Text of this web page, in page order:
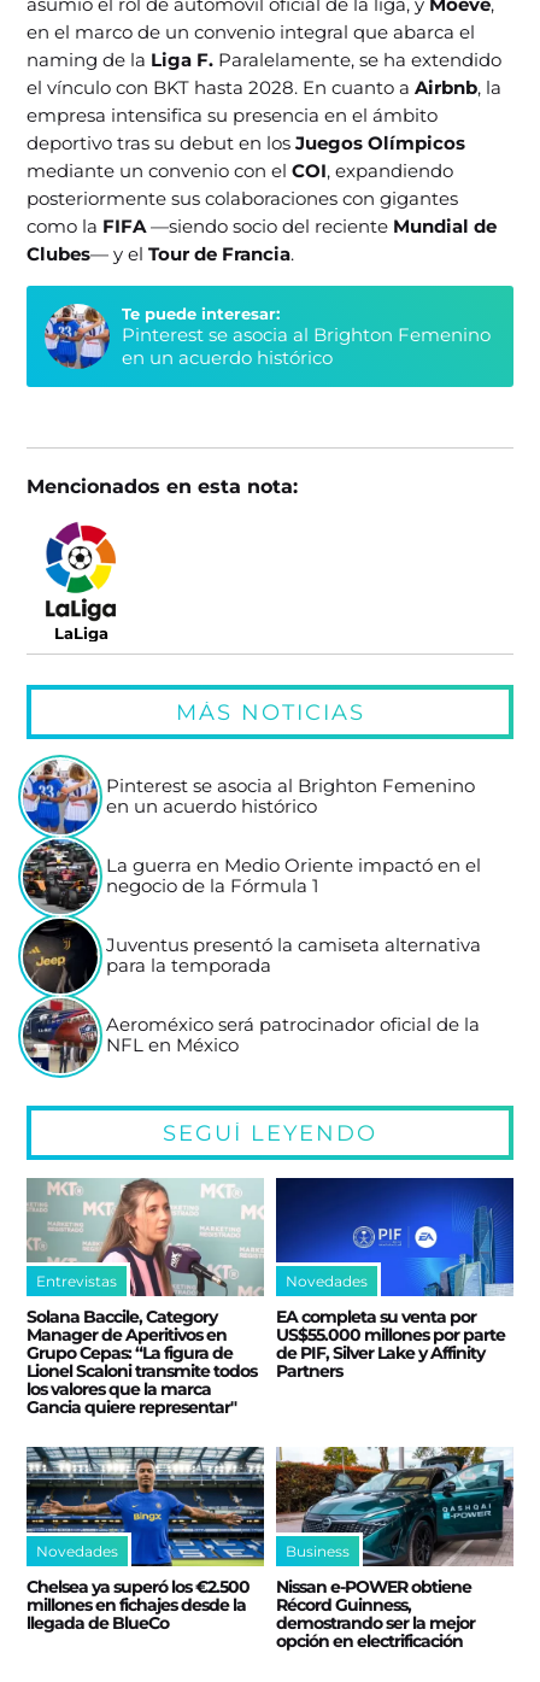
en el marco de un convenio integral que abarca el
naming de la Liga F. Paralelamente, se ha extendido
el vínculo con BKT hasta 2028. En cuanto aAirbnb, la
empresa intensifica su presencia en el ámbito
deportivo tras su debut en losJuegos Olímpicos
mediante un convenio con elCOI, expandiendo
posteriormente sus colaboraciones con gigantes
como la FIFA—siendo socio del reciente Mundial de
Clubes— y elTour de Francia.
Te puede interesar:
Pinterest se asocia al Brighton Femenino
en un acuerdo histórico
Mencionados en esta nota:
LaLiga
MÁS NOTICIAS
Pinterest se asocia al Brighton Femenino
en un acuerdo histórico
La guerra en Medio Oriente impactó en el
negocio de la Fórmula 1
Juventus presentó la camiseta alternativa
para la temporada
Aeroméxico será patrocinador oficial de la
NFL en México
SEGUÍ LEYENDO
Entrevistas
Solana Baccile, Category
Manager de Aperitivos en
Grupo Cepas: “La figura de
Lionel Scaloni transmite todos
los valores que la marca
Gancia quiere representar"
Novedades
EA completa su venta por
US$55.000 millones por parte
de PIF, Silver Lake y Affinity
Partners
Novedades
Chelsea ya superó los €2.500
millones en fichajes desde la
llegada de BlueCo
Business
Nissan e‑POWER obtiene
Récord Guinness,
demostrando ser la mejor
opción en electrificación